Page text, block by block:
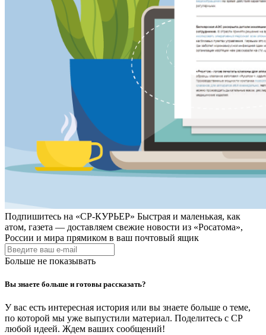
Подпишитесь на «СР-КУРЬЕР» Быстрая и маленькая, как
атом, газета — доставляем свежие новости из «Росатома»,
России и мира прямиком в ваш почтовый ящик
Больше не показывать
Вы знаете больше и готовы рассказать?
У вас есть интересная история или вы знаете больше о теме,
по которой мы уже выпустили материал. Поделитесь с СР
любой идеей. Ждем ваших сообщений!